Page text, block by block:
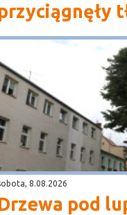
8.08.2026
pod